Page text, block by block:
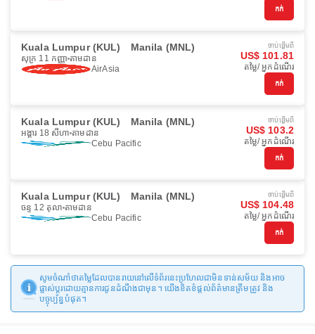
កក់
Kuala Lumpur (KUL) Manila (MNL)
សុក្រ 11 កញ្ញា តាមដាន
AirAsia
ចាប់ផ្ដើមពី
US$ 101.81
តម្លៃ/ អ្នកដំណើរ
កក់
Kuala Lumpur (KUL) Manila (MNL)
អង្គារ 18 សីហា តាមដាន
Cebu Pacific
ចាប់ផ្ដើមពី
US$ 103.2
តម្លៃ/ អ្នកដំណើរ
កក់
Kuala Lumpur (KUL) Manila (MNL)
ចន្ទ 12 តុលា តាមដាន
Cebu Pacific
ចាប់ផ្ដើមពី
US$ 104.48
តម្លៃ/ អ្នកដំណើរ
កក់
សូមចំណាំថាតម្លៃដែលបានរាយនៅលើទំព័រនេះប្រហែលជាមិនទាន់សម័យ និងអាច
ផ្លាស់ប្តូរដោយគ្មានការជូនដំណឹងជាមុន។ យើងខិតខំផ្តល់ព័ត៌មានត្រឹមត្រូវ និង
បច្ចុប្បន្នបំផុត។